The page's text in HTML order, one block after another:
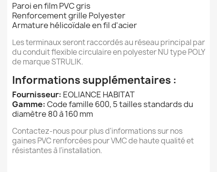
Paroi en film PVC gris
Renforcement grille Polyester
Armature hélicoïdale en fil d'acier
Les terminaux seront raccordés au réseau principal par
du conduit flexible circulaire en polyester NU type POLY
de marque STRULIK.
Informations supplémentaires :
Fournisseur: EOLIANCE HABITAT
Gamme: Code famille 600, 5 tailles standards du
diamètre 80 à 160 mm
Contactez-nous pour plus d'informations sur nos
gaines PVC renforcées pour VMC de haute qualité et
résistantes à l'installation.